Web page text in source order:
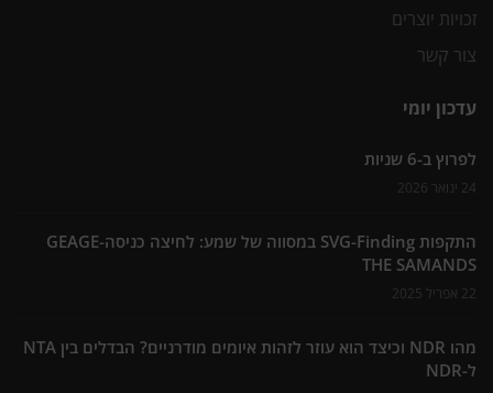
זכויות יוצרים
צור קשר
עדכון יומי
לפרוץ ב-6 שניות
24 ינואר 2026
התקפות SVG-Finding במסווה של שמע: לחיצה כניסה-GEAGE
THE SAMANDS
22 אפריל 2025
מהו NDR וכיצד הוא עוזר לזהות איומים מודרניים? הבדלים בין NTA
ל-NDR